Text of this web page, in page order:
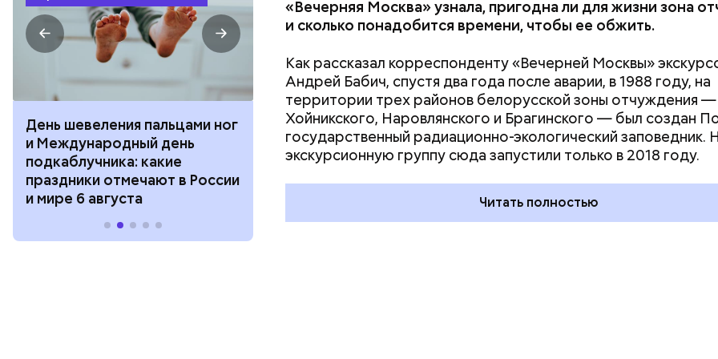
День шевеления пальцами ног
и Международный день
подкаблучника: какие
праздники отмечают в России
и мире 6 августа
День разглядывания
горизонта и День пьяного
курсанта: какие праздники
отмечают в России и мире 5
День качания на качелях и
День шампанского: какие
праздники отмечают в России
и мире 4 августа
«Вечерняя Москва» узнала, пригодна ли для жизни зона
и сколько понадобится времени, чтобы ее обжить.
Как рассказал корреспонденту «Вечерней Москвы»
Андрей Бабич, спустя два года после аварии, в 1988 году, на
территории трех районов белорусской зоны отчуждения —
Хойникского, Наровлянского и Брагинского — был создан
государственный радиационно-экологический заповедник.
экскурсионную группу сюда запустили только в 2018 году.
Читать полностью